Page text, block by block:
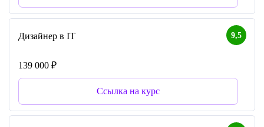
9,5
Дизайнер в IT
139 000 ₽
Ссылка на курс